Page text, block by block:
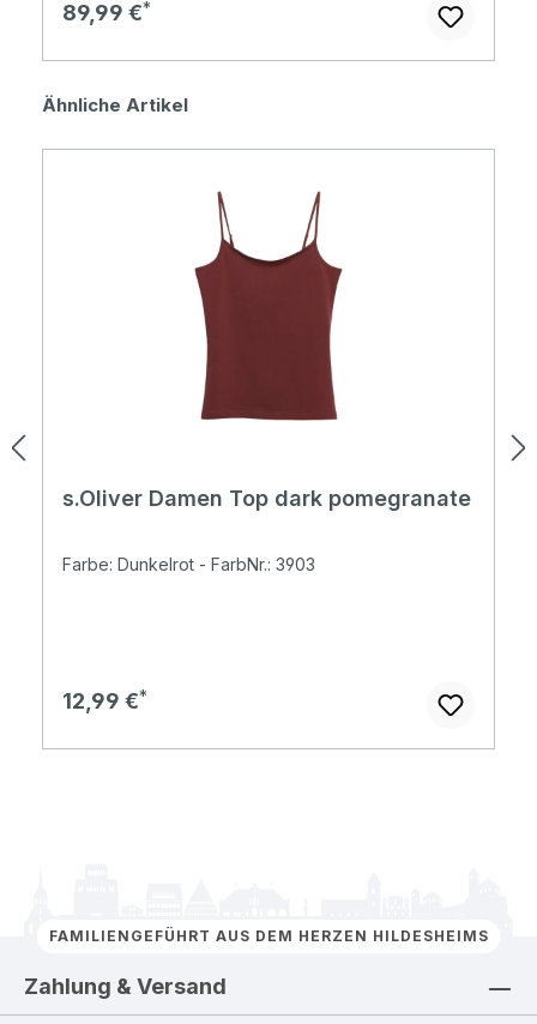
Regulärer Preis:
89,99 €
Produktgalerie überspringen
Ähnliche Artikel
s.Oliver Damen Top dark pomegranate
Farbe: Dunkelrot - FarbNr.: 3903
Regulärer Preis:
12,99 €
FAMILIENGEFÜHRT AUS DEM HERZEN HILDESHEIMS
Zahlung & Versand